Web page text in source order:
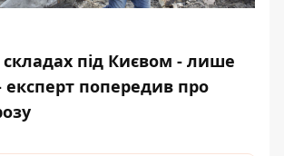
під Києвом - лише
експерт попередив про